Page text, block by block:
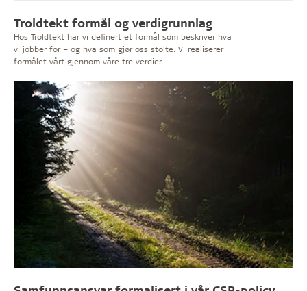
Troldtekt formål og verdigrunnlag
Hos Troldtekt har vi definert et formål som beskriver hva
vi jobber for – og hva som gjør oss stolte. Vi realiserer
formålet vårt gjennom våre tre verdier.